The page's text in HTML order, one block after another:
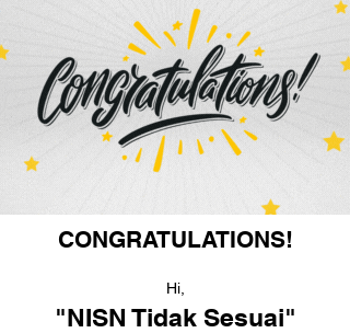
CONGRATULATIONS!
Hi,
"NISN Tidak Sesuai"